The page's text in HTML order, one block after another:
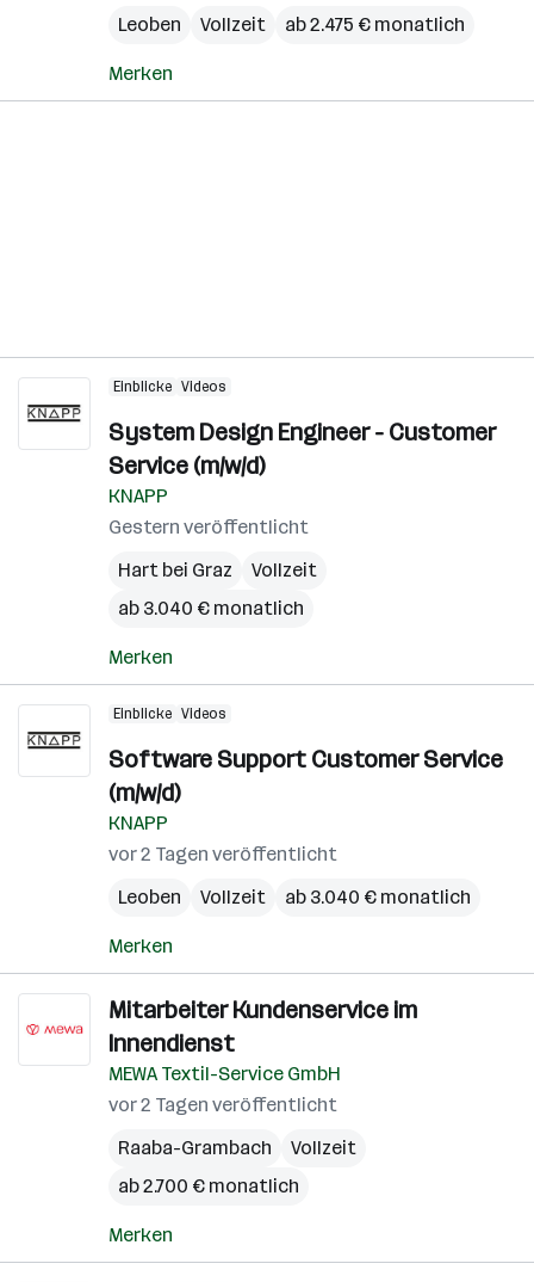
Leoben Vollzeit ab 2.475 € monatlich
Merken
Einblicke Videos
System Design Engineer - Customer
Service (m/w/d)
KNAPP
Gestern veröffentlicht
Hart bei Graz
Vollzeit
ab 3.040 € monatlich
Merken
Einblicke Videos
Software Support Customer Service
(m/w/d)
KNAPP
vor 2 Tagen veröffentlicht
Leoben
Vollzeit ab 3.040 € monatlich
Merken
Mitarbeiter Kundenservice im
Innendienst
MEWA Textil-Service GmbH
vor 2 Tagen veröffentlicht
Raaba-Grambach
Vollzeit
ab 2.700 € monatlich
Merken